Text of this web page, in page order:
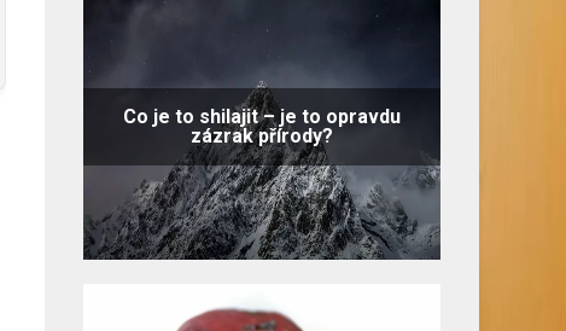
Co je to shilajit – je to opravdu
zázrak přírody?